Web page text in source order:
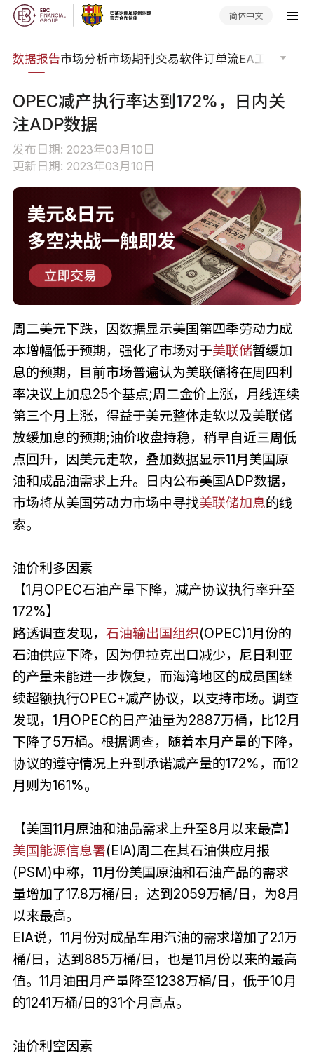
简体中文
数据报告市场分析市场期刊交易软件订单流EA工具库
OPEC减产执行率达到172%，日内关
注ADP数据
发布日期: 2023年03月10日
更新日期: 2023年03月10日
周二美元下跌，因数据显示美国第四季劳动力成
本增幅低于预期，强化了市场对于美联储暂缓加
息的预期，目前市场普遍认为美联储将在周四利
率决议上加息25个基点;周二金价上涨，月线连续
第三个月上涨，得益于美元整体走软以及美联储
放缓加息的预期;油价收盘持稳，稍早自近三周低
点回升，因美元走软，叠加数据显示11月美国原
油和成品油需求上升。日内公布美国ADP数据，
市场将从美国劳动力市场中寻找美联储加息的线
索。
油价利多因素
【1月OPEC石油产量下降，减产协议执行率升至
172%】
路透调查发现， 石油输出国组织(OPEC)1月份的
石油供应下降，因为伊拉克出口减少，尼日利亚
的产量未能进一步恢复，而海湾地区的成员国继
续超额执行OPEC+减产协议，以支持市场。调查
发现，1月OPEC的日产油量为2887万桶，比12月
下降了5万桶。根据调查，随着本月产量的下降，
协议的遵守情况上升到承诺减产量的172%，而12
月则为161%。
【美国11月原油和油品需求上升至8月以来最高】
美国能源信息署(EIA)周二在其石油供应月报
(PSM)中称，11月份美国原油和石油产品的需求
量增加了17.8万桶/日，达到2059万桶/日，为8月
以来最高。
EIA说，11月份对成品车用汽油的需求增加了2.1万
桶/日，达到885万桶/日，也是11月份以来的最高
值。11月油田月产量降至1238万桶/日，低于10月
的1241万桶/日的31个月高点。
油价利空因素